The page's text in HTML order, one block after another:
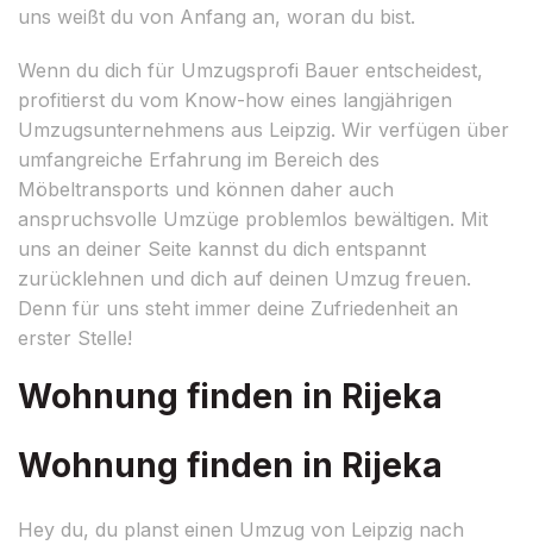
uns weißt du von Anfang an, woran du bist.
Wenn du dich für Umzugsprofi Bauer entscheidest,
profitierst du vom Know-how eines langjährigen
Umzugsunternehmens aus Leipzig. Wir verfügen über
umfangreiche Erfahrung im Bereich des
Möbeltransports und können daher auch
anspruchsvolle Umzüge problemlos bewältigen. Mit
uns an deiner Seite kannst du dich entspannt
zurücklehnen und dich auf deinen Umzug freuen.
Denn für uns steht immer deine Zufriedenheit an
erster Stelle!
Wohnung finden in Rijeka
Wohnung finden in Rijeka
Hey du, du planst einen Umzug von Leipzig nach